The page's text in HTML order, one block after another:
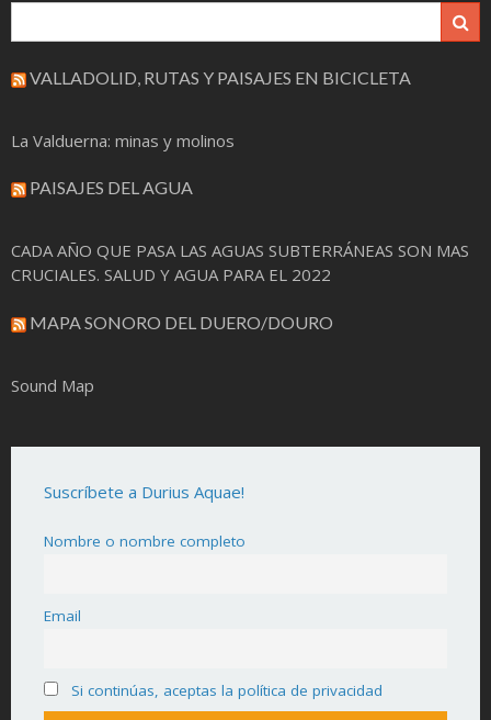
VALLADOLID, RUTAS Y PAISAJES EN BICICLETA
La Valduerna: minas y molinos
PAISAJES DEL AGUA
CADA AÑO QUE PASA LAS AGUAS SUBTERRÁNEAS SON MAS
CRUCIALES. SALUD Y AGUA PARA EL 2022
MAPA SONORO DEL DUERO/DOURO
Sound Map
Suscríbete a Durius Aquae!
Nombre o nombre completo
Email
Si continúas, aceptas la política de privacidad